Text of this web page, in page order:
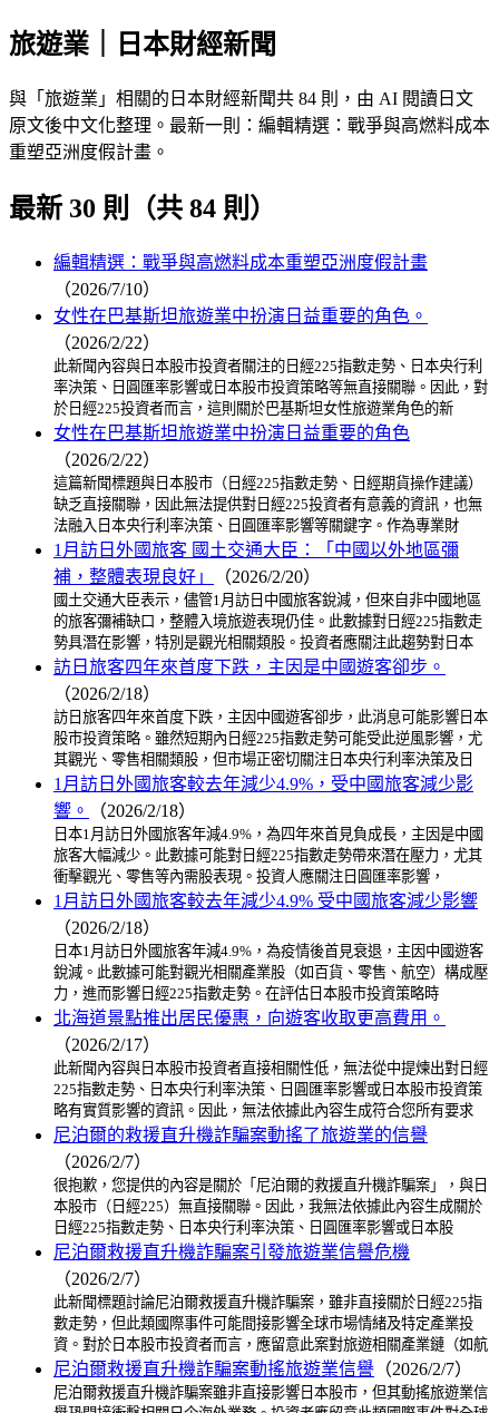
旅遊業｜日本財經新聞
與「旅遊業」相關的日本財經新聞共 84 則，由 AI 閱讀日文
原文後中文化整理。最新一則：編輯精選：戰爭與高燃料成本
重塑亞洲度假計畫。
最新 30 則（共 84 則）
編輯精選：戰爭與高燃料成本重塑亞洲度假計畫
（2026/7/10）
女性在巴基斯坦旅遊業中扮演日益重要的角色。
（2026/2/22）
此新聞內容與日本股市投資者關注的日經225指數走勢、日本央行利
率決策、日圓匯率影響或日本股市投資策略等無直接關聯。因此，對
於日經225投資者而言，這則關於巴基斯坦女性旅遊業角色的新
女性在巴基斯坦旅遊業中扮演日益重要的角色
（2026/2/22）
這篇新聞標題與日本股市（日經225指數走勢、日經期貨操作建議）
缺乏直接關聯，因此無法提供對日經225投資者有意義的資訊，也無
法融入日本央行利率決策、日圓匯率影響等關鍵字。作為專業財
1月訪日外國旅客 國土交通大臣：「中國以外地區彌
補，整體表現良好」
（2026/2/20）
國土交通大臣表示，儘管1月訪日中國旅客銳減，但來自非中國地區
的旅客彌補缺口，整體入境旅遊表現仍佳。此數據對日經225指數走
勢具潛在影響，特別是觀光相關類股。投資者應關注此趨勢對日本
訪日旅客四年來首度下跌，主因是中國遊客卻步。
（2026/2/18）
訪日旅客四年來首度下跌，主因中國遊客卻步，此消息可能影響日本
股市投資策略。雖然短期內日經225指數走勢可能受此逆風影響，尤
其觀光、零售相關類股，但市場正密切關注日本央行利率決策及日
1月訪日外國旅客較去年減少4.9%，受中國旅客減少影
響。
（2026/2/18）
日本1月訪日外國旅客年減4.9%，為四年來首見負成長，主因是中國
旅客大幅減少。此數據可能對日經225指數走勢帶來潛在壓力，尤其
衝擊觀光、零售等內需股表現。投資人應關注日圓匯率影響，
1月訪日外國旅客較去年減少4.9% 受中國旅客減少影響
（2026/2/18）
日本1月訪日外國旅客年減4.9%，為疫情後首見衰退，主因中國遊客
銳減。此數據可能對觀光相關產業股（如百貨、零售、航空）構成壓
力，進而影響日經225指數走勢。在評估日本股市投資策略時
北海道景點推出居民優惠，向遊客收取更高費用。
（2026/2/17）
此新聞內容與日本股市投資者直接相關性低，無法從中提煉出對日經
225指數走勢、日本央行利率決策、日圓匯率影響或日本股市投資策
略有實質影響的資訊。因此，無法依據此內容生成符合您所有要求
尼泊爾的救援直升機詐騙案動搖了旅遊業的信譽
（2026/2/7）
很抱歉，您提供的內容是關於「尼泊爾的救援直升機詐騙案」，與日
本股市（日經225）無直接關聯。因此，我無法依據此內容生成關於
日經225指數走勢、日本央行利率決策、日圓匯率影響或日本股
尼泊爾救援直升機詐騙案引發旅遊業信譽危機
（2026/2/7）
此新聞標題討論尼泊爾救援直升機詐騙案，雖非直接關於日經225指
數走勢，但此類國際事件可能間接影響全球市場情緒及特定產業投
資。對於日本股市投資者而言，應留意此案對旅遊相關產業鏈（如航
尼泊爾救援直升機詐騙案動搖旅遊業信譽 （2026/2/7）
尼泊爾救援直升機詐騙案雖非直接影響日本股市，但其動搖旅遊業信